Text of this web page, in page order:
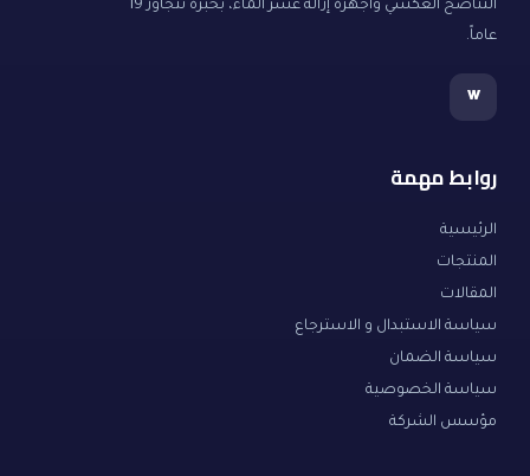
التناضح العكسي وأجهزة إزالة عسر الماء، بخبرة تتجاوز 19
عاماً.
w
روابط مهمة
الرئيسية
المنتجات
المقالات
سياسة الاستبدال و الاسترجاع
سياسة الضمان
سياسة الخصوصية
مؤسس الشركة